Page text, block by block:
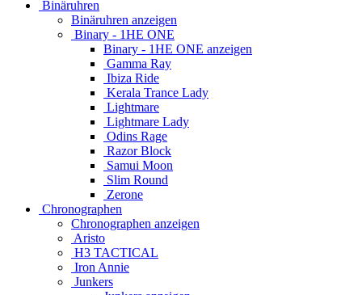
Binäruhren
Binäruhren anzeigen
Binary - 1HE ONE
Binary - 1HE ONE anzeigen
Gamma Ray
Ibiza Ride
Kerala Trance Lady
Lightmare
Lightmare Lady
Odins Rage
Razor Block
Samui Moon
Slim Round
Zerone
Chronographen
Chronographen anzeigen
Aristo
H3 TACTICAL
Iron Annie
Junkers